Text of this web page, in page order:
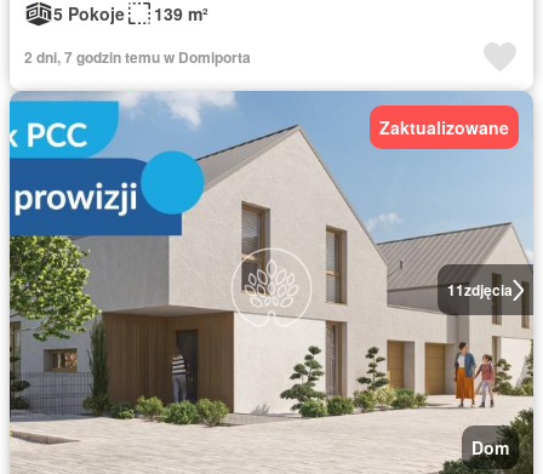
5 Pokoje
139 m²
2 dni, 7 godzin temu w Domiporta
11zdjęcia
Zaktualizowane
Dom